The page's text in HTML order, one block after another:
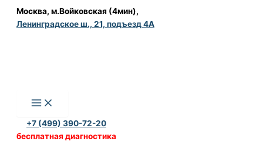
Перейти
Москва, м.Войковская (4мин),
Ленинградское ш., 21, подъезд 4А
+7 (499) 390-72-20
бесплатная диагностика